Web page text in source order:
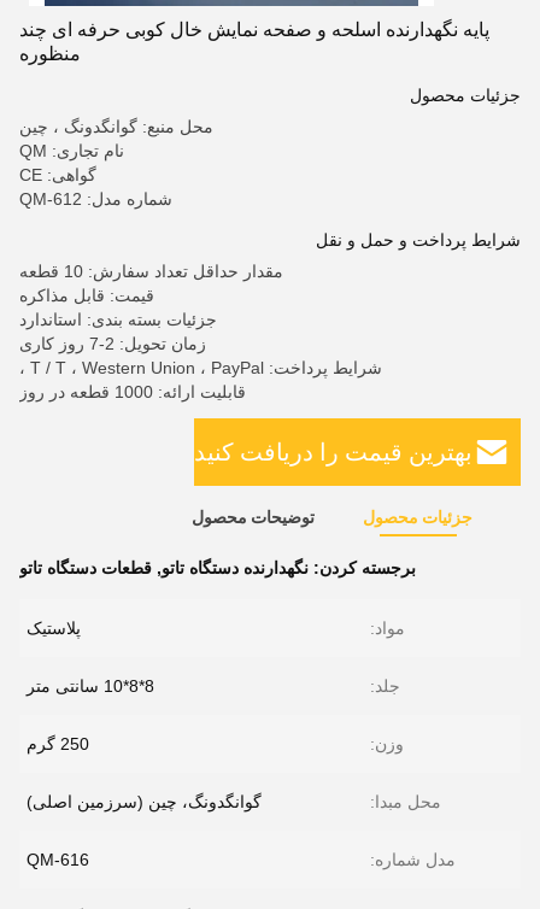
پایه نگهدارنده اسلحه و صفحه نمایش خال کوبی حرفه ای چند
منظوره
جزئیات محصول
محل منبع: گوانگدونگ ، چین
نام تجاری: QM
گواهی: CE
شماره مدل: QM-612
شرایط پرداخت و حمل و نقل
مقدار حداقل تعداد سفارش: 10 قطعه
قیمت: قابل مذاکره
جزئیات بسته بندی: استاندارد
زمان تحویل: 2-7 روز کاری
شرایط پرداخت: T / T ، Western Union ، PayPal ،
قابلیت ارائه: 1000 قطعه در روز
بهترین قیمت را دریافت کنید
جزئیات محصول توضیحات محصول
برجسته کردن: نگهدارنده دستگاه تاتو, قطعات دستگاه تاتو
مواد: پلاستیک
جلد: 8*8*10 سانتی متر
وزن: 250 گرم
محل مبدا: گوانگدونگ، چین (سرزمین اصلی)
مدل شماره: QM-616